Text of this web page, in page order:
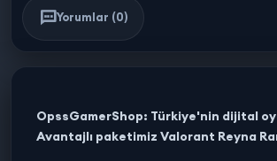
Yorumlar (0)
OpssGamerShop: Türkiye'nin dijital
Avantajlı paketimiz Valorant Reyna